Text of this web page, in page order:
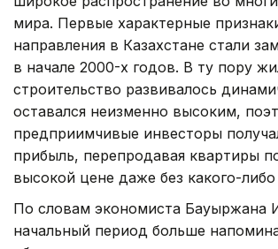
мира. Первые характерные
направления в Казахстане стали
в начале 2000-х годов. В ту пору
строительство развивалось
оставался неизменно высоким,
предприимчивые инвесторы
прибыль, перепродавая квартиры
высокой цене даже без какого-
По словам экономиста Бауыржана
начальный период больше